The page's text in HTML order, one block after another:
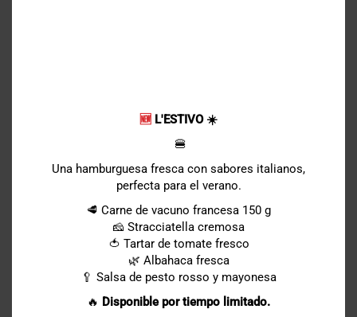
admítelo, es bueno sentirse un poco sano de vez en
Tenders x3 (pollo crujiente)
Filete de pollo crujiente, empanado(Excepto julio y agost
ont carrément addictives
🆕 L'ESTIVO ☀️
🍔
Una hamburguesa fresca con sabores italianos,
perfecta para el verano.
🥩 Carne de vacuno francesa 150 g
🧀 Stracciatella cremosa
🍅 Tartar de tomate fresco
🌿 Albahaca fresca
🥄 Salsa de pesto rosso y mayonesa
🔥 Disponible por tiempo limitado.